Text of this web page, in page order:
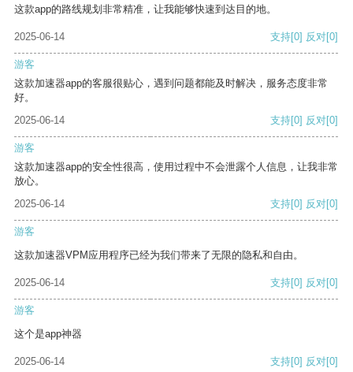
这款app的路线规划非常精准，让我能够快速到达目的地。
2025-06-14 支持[0] 反对[0]
游客
这款加速器app的客服很贴心，遇到问题都能及时解决，服务态度非常
好。
2025-06-14
支持[0] 反对[0]
游客
这款加速器app的安全性很高，使用过程中不会泄露个人信息，让我非常
放心。
2025-06-14
支持[0] 反对[0]
游客
这款加速器VPM应用程序已经为我们带来了无限的隐私和自由。
2025-06-14 支持[0] 反对[0]
游客
这个是app神器
2025-06-14 支持[0] 反对[0]